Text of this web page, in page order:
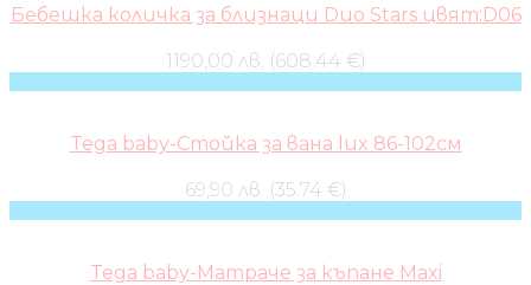
Бебешка количка за близнаци Duo Stars цвят:D06
1190,00 лв. (608.44 €)
Tega baby-Стойка за вана lux 86-102см
69,90 лв. (35.74 €)
Tega baby-Матраче за къпане Maxi